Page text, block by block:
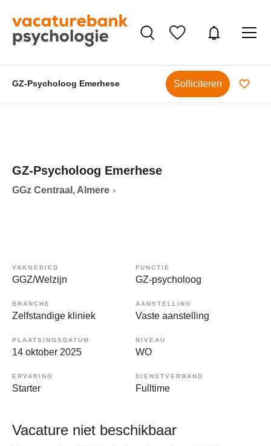
GZ-Psycholoog Emerhese Solliciteren
GZ-Psycholoog Emerhese
GGz Centraal, Almere
VAKGEBIED
GGZ/Welzijn
FUNCTIE
GZ-psycholoog
BRANCHE
Zelfstandige kliniek
AANSTELLING
Vaste aanstelling
PLAATSINGSDATUM
14 oktober 2025
NIVEAU
WO
ERVARING
Starter
DIENSTVERBAND
Fulltime
Vacature niet beschikbaar